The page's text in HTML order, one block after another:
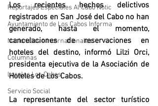
Reportajes Especiales Al Cabo Notic
Ayuntamiento de Los Cabos Informa
Nacionales e Internacionales
Columnas
Locales Los Cabos
Servicio Social
Los recientes hechos delictivos
registrados en San José del Cabo no han
generado, hasta el momento,
cancelaciones de reservaciones en
hoteles del destino, informó Lilzi Orci,
presidenta ejecutiva de la Asociación de
Hoteles de Los Cabos.
La representante del sector turístico